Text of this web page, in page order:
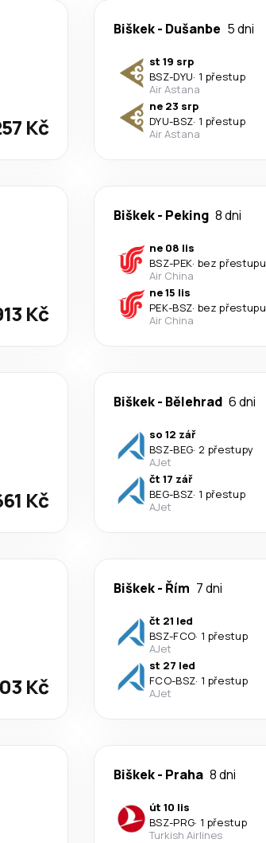
Kč
Biškek- Dušanbe 5 dni
st 19 srp
BSZ-DYU· 1 přestup
Air Astana
ne 23 srp
DYU-BSZ· 1 přestup
Air Astana
Kč
Biškek- Peking 8 dni
ne 08 lis
BSZ-PEK· bez přestupu
Air China
ne 15 lis
PEK-BSZ· bez přestupu
Air China
Kč
Biškek- Bělehrad 6 dni
so 12 zář
BSZ-BEG· 2 přestupy
AJet
čt 17 zář
BEG-BSZ· 1 přestup
AJet
Kč
Biškek- Řím 7 dni
čt 21 led
BSZ-FCO· 1 přestup
AJet
st 27 led
FCO-BSZ· 1 přestup
AJet
Biškek- Praha 8 dni
út 10 lis
BSZ-PRG· 1 přestup
Turkish Airlines